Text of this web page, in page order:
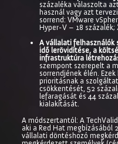
százaléka válaszolta
használ vagy azt
sorrend: VMware
Hyper-V – 18 százalék;
A vállalati felhasználók
idő lerövidítése, a
infrastruktúra
szempont szerepelt a
sorrendjének élén.
prioritásnak a
csökkentését, 52
lefaragását és 44
kialakítását.
A módszertantól: A
aki a Red Hat megbízásából
vállalati döntéshozó